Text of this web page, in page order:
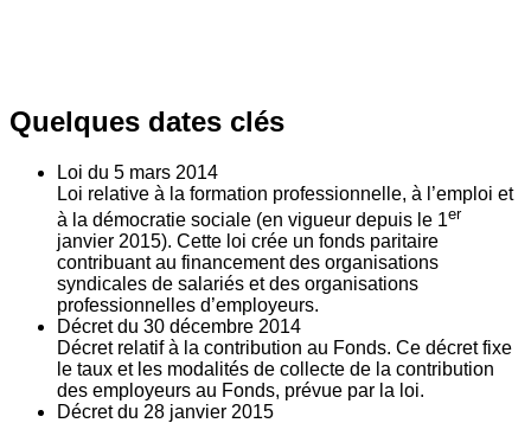
Quelques dates clés
Loi du 5 mars 2014
Loi relative à la formation professionnelle, à l’emploi et
à la démocratie sociale (en vigueur depuis le 1er
janvier 2015). Cette loi crée un fonds paritaire
contribuant au financement des organisations
syndicales de salariés et des organisations
professionnelles d’employeurs.
Décret du 30 décembre 2014
Décret relatif à la contribution au Fonds. Ce décret fixe
le taux et les modalités de collecte de la contribution
des employeurs au Fonds, prévue par la loi.
Décret du 28 janvier 2015